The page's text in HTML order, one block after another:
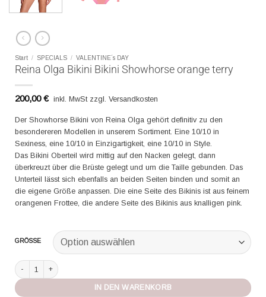
Start / SPECIALS / VALENTINE´s DAY
Reina Olga Bikini Bikini Showhorse orange terry
200,00€ inkl. MwSt zzgl. Versandkosten
Der Showhorse Bikini von Reina Olga gehört definitiv zu den
besondereren Modellen in unserem Sortiment. Eine 10/10 in
Sexiness, eine 10/10 in Einzigartigkeit, eine 10/10 in Style.
Das Bikini Oberteil wird mittig auf den Nacken gelegt, dann
überkreuzt über die Brüste gelegt und um die Taille gebunden. Das
Unterteil lässt sich ebenfalls an beiden Seiten binden und somit an
die eigene Größe anpassen. Die eine Seite des Bikinis ist aus feinem
orangenen Frottee, die andere Seite des Bikinis aus knalligen pink.
GRÖSSE
Reina Olga Bikini Bikini Showhorse orange terry Menge
IN DEN WARENKORB